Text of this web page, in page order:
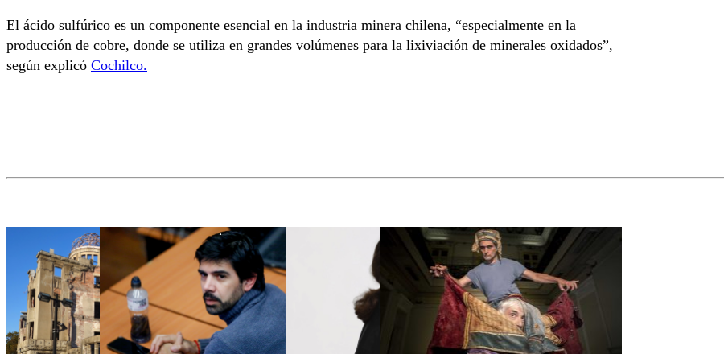
El ácido sulfúrico es un componente esencial en la industria minera chilena, “especialmente en la
producción de cobre, donde se utiliza en grandes volúmenes para la lixiviación de minerales oxidados”,
según explicó Cochilco.